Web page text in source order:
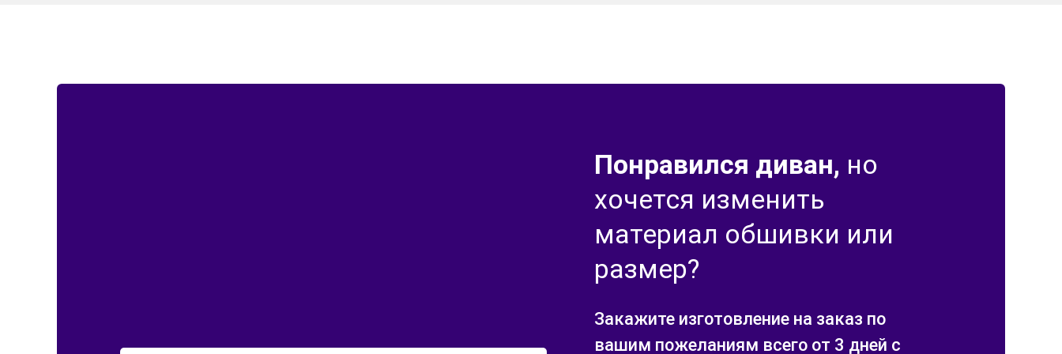
Понравился диван, но
хочется изменить
материал обшивки или
размер?
Закажите изготовление на заказ по
вашим пожеланиям всего от 3 дней с